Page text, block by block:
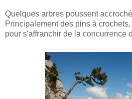
Quelques arbres poussent
Principalement des pins à
pour s'affranchir de la concurrence